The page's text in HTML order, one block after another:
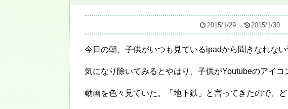
2015/1/29 2015/1/30
今日の朝、子供がいつも見ているipadから聞きなれな
気になり除いてみるとやはり、子供がYoutubeのアイコ
動画を色々見ていた。「地下鉄」と言ってきたので、ど